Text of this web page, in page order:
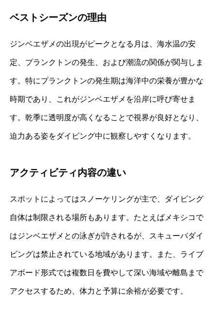
ベストシーズンの理由
ジンベエザメの出現がピークとなる月は、海水温の安
定、プランクトンの発生、および潮流の関係が関与しま
す。特にプランクトンの発生期は海洋中の栄養が豊かな
時期であり、これがジンベエザメを沿岸に呼び寄せま
す。乾季に透明度が高くなることで視界が良好となり、
迫力ある姿をダイビング中に観察しやすくなります。
アクティビティ内容の違い
スポットによってはスノーケリングが主で、ダイビング
自体は制限される場所もあります。たとえばメキシコで
はジンベエザメとの泳ぎが許されるが、スキューバダイ
ビングは禁止されている地域があります。また、ライブ
アボード形式では複数日を費やして深い海域や離島まで
アクセスするため、体力と予算に余裕が必要です。